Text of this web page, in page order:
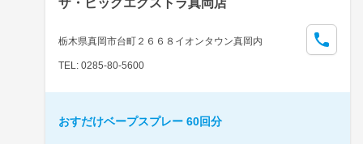
栃木県真岡市台町２６６８イオンタウン真岡内
TEL: 0285-80-5600
おすだけベープスプレー 60回分